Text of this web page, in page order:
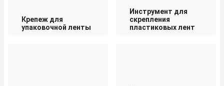
Крепеж для
упаковочной ленты
Инструмент для
скрепления
пластиковых лент